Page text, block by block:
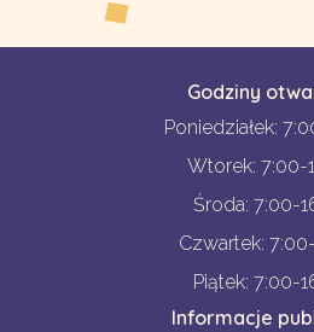
Godziny
Poniedziałek:
Wtorek: 7:00-
Środa: 7:00-
Czwartek:
Piątek: 7:00-
Informacje